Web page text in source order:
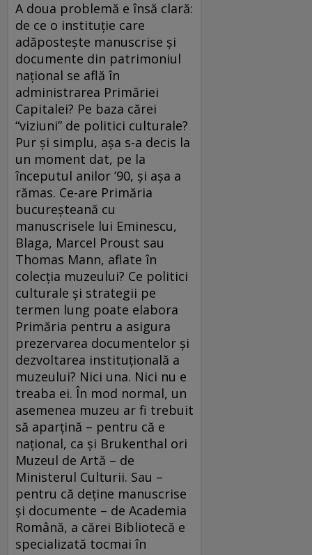
A doua problemă e însă clară:
de ce o instituţie care
adăposteşte manuscrise şi
documente din patrimoniul
naţional se află în
administrarea Primăriei
Capitalei? Pe baza cărei
“viziuni” de politici culturale?
Pur şi simplu, aşa s-a decis la
un moment dat, pe la
începutul anilor ’90, şi aşa a
rămas. Ce-are Primăria
bucureşteană cu
manuscrisele lui Eminescu,
Blaga, Marcel Proust sau
Thomas Mann, aflate în
colecţia muzeului? Ce politici
culturale şi strategii pe
termen lung poate elabora
Primăria pentru a asigura
prezervarea documentelor şi
dezvoltarea instituţională a
muzeului? Nici una. Nici nu e
treaba ei. În mod normal, un
asemenea muzeu ar fi trebuit
să aparţină – pentru că e
naţional, ca şi Brukenthal ori
Muzeul de Artă – de
Ministerul Culturii. Sau –
pentru că deţine manuscrise
şi documente – de Academia
Română, a cărei Bibliotecă e
specializată tocmai în